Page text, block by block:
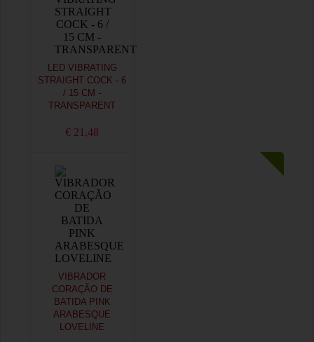
LED VIBRATING
STRAIGHT COCK - 6
/ 15 CM -
TRANSPARENT
€ 21,48
VIBRADOR
CORAÇÃO DE
BATIDA PINK
ARABESQUE
LOVELINE